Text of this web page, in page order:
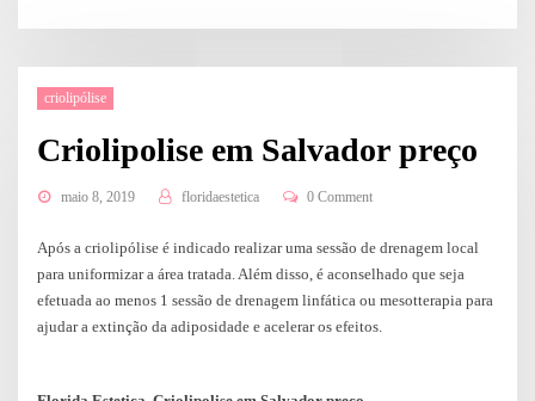
criolipólise
Criolipolise em Salvador preço
maio 8, 2019 floridaestetica 0 Comment
Após a criolipólise é indicado realizar uma sessão de drenagem local
para uniformizar a área tratada. Além disso, é aconselhado que seja
efetuada ao menos 1 sessão de drenagem linfática ou mesotterapia para
ajudar a extinção da adiposidade e acelerar os efeitos.